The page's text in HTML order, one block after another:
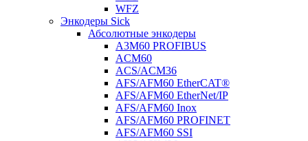
WFZ
Энкодеры Sick
Абсолютные энкодеры
A3M60 PROFIBUS
ACM60
ACS/ACM36
AFS/AFM60 EtherCAT®
AFS/AFM60 EtherNet/IP
AFS/AFM60 Inox
AFS/AFM60 PROFINET
AFS/AFM60 SSI